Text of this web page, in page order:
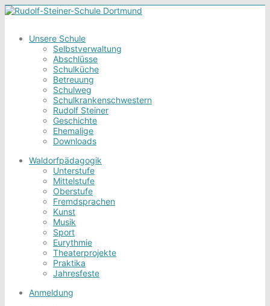
Unsere Schule
Selbstverwaltung
Abschlüsse
Schulküche
Betreuung
Schulweg
Schulkrankenschwestern
Rudolf Steiner
Geschichte
Ehemalige
Downloads
Waldorfpädagogik
Unterstufe
Mittelstufe
Oberstufe
Fremdsprachen
Kunst
Musik
Sport
Eurythmie
Theaterprojekte
Praktika
Jahresfeste
Anmeldung